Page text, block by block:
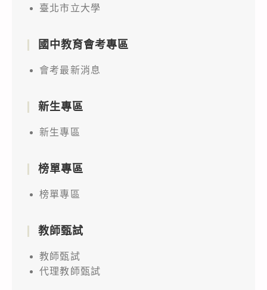
臺北市立大學
國中教育會考專區
會考最新消息
新生專區
新生專區
榜單專區
榜單專區
教師甄試
教師甄試
代理教師甄試